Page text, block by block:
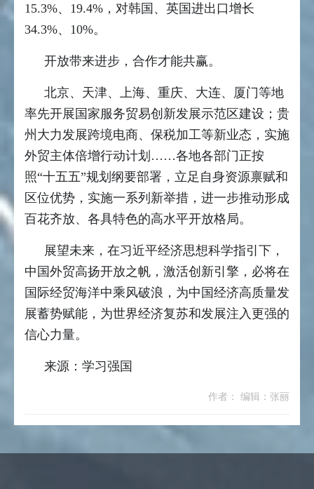
15.3%、19.4%，对韩国、英国进出口增长
34.3%、10%。
开放带来进步，合作才能共赢。
北京、天津、上海、重庆、大连、厦门等地
率先开展国家服务贸易创新发展示范区建设；贵
州大力发展跨境电商、保税加工等新业态，实施
外贸主体倍增行动计划……各地各部门正按
照“十五五”规划纲要部署，立足自身资源禀赋和
区位优势，实施一系列新举措，进一步推动形成
百花齐放、各具特色的高水平开放格局。
展望未来，在习近平经济思想科学指引下，
中国外贸高扬开放之帆，激活创新引擎，必将在
国际经贸海洋中乘风破浪，为中国经济高质量发
展蓄势赋能，为世界经济复苏和发展注入更强的
信心力量。
来源：学习强国
作者： 编辑：张丽